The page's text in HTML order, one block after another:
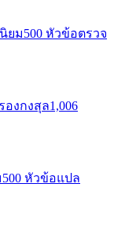
ยม500 หัวข้อตรวจ
องกงสุล1,006
500 หัวข้อแปล